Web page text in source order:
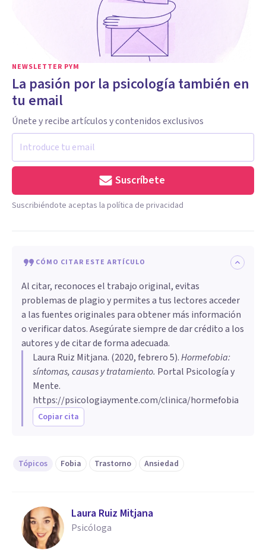
NEWSLETTER PYM
La pasión por la psicología también en
tu email
Únete y recibe artículos y contenidos exclusivos
Suscríbete
Suscribiéndote aceptas la política de privacidad
CÓMO CITAR ESTE ARTÍCULO
Al citar, reconoces el trabajo original, evitas
problemas de plagio y permites a tus lectores acceder
a las fuentes originales para obtener más información
o verificar datos. Asegúrate siempre de dar crédito a los
autores y de citar de forma adecuada.
Laura Ruiz Mitjana. (2020, febrero 5).Hormefobia:
síntomas, causas y tratamiento. Portal Psicología y
Mente.
https://psicologiaymente.com/clinica/hormefobia
Copiar cita
Tópicos Fobia Trastorno Ansiedad
Laura Ruiz Mitjana
Psicóloga